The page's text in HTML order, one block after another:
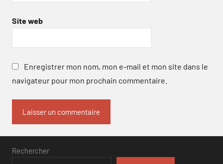
Site web
Enregistrer mon nom, mon e-mail et mon site dans le
navigateur pour mon prochain commentaire.
Rechercher